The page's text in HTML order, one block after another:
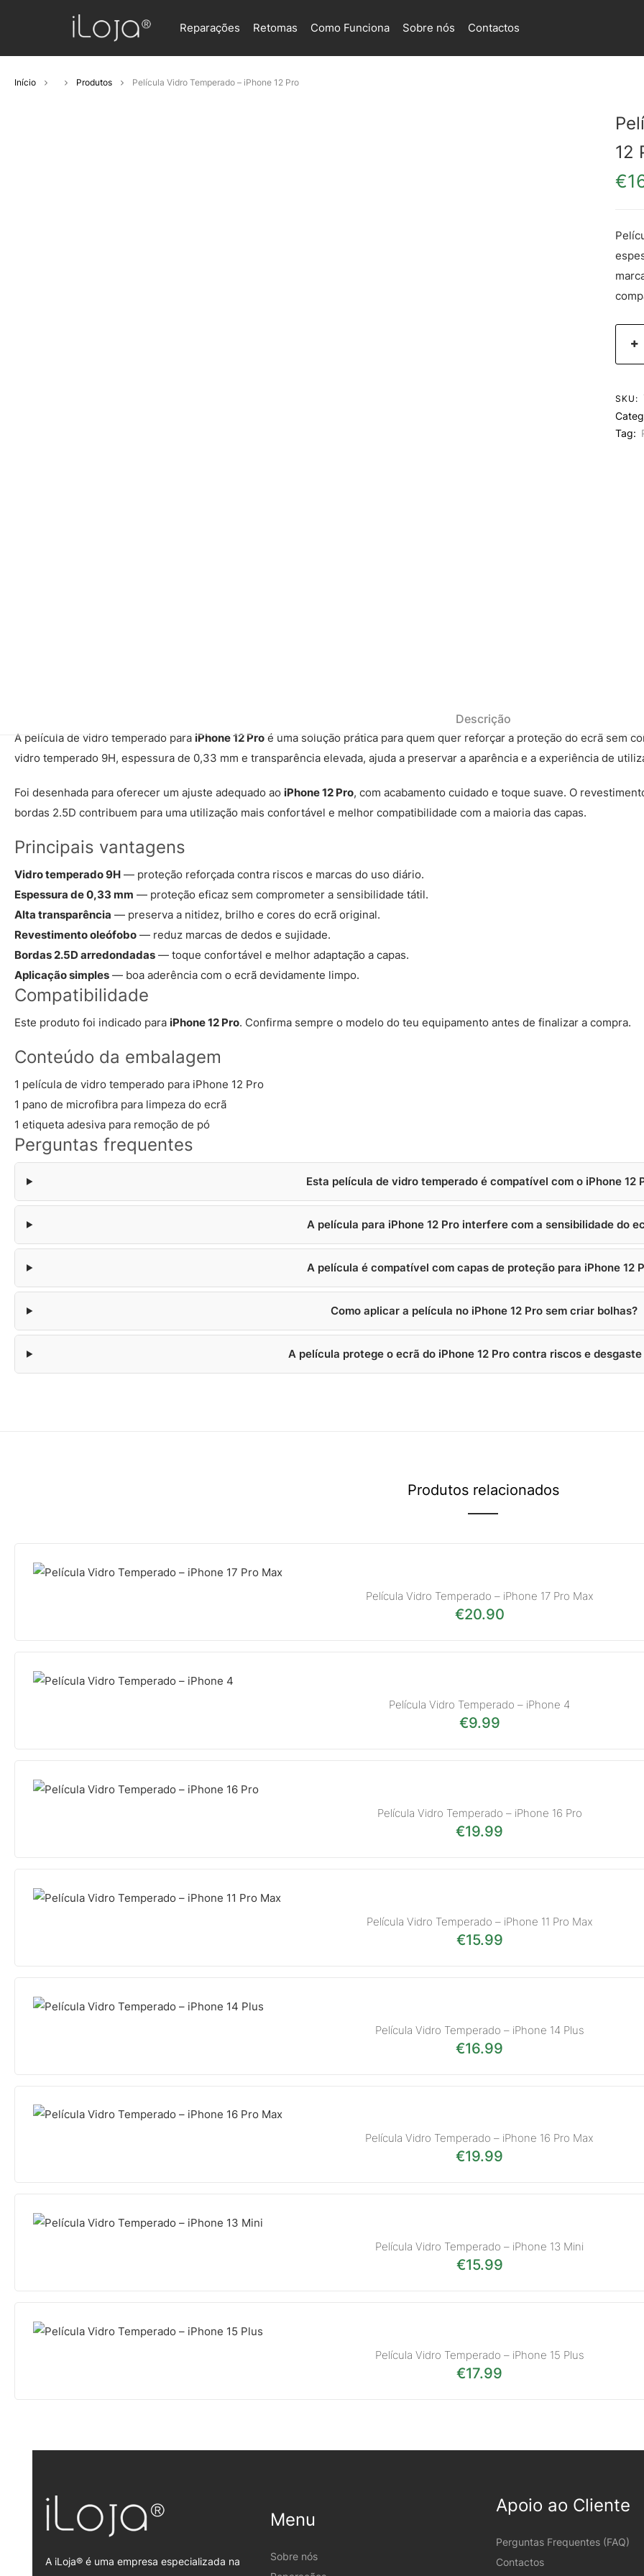
Reparações Retomas Como Funciona Sobre nós Contactos
Início Produtos Película Vidro Temperado – iPhone 12 Pro
12
€
SKU:
Tag:
Descrição
A película de vidro temperado para iPhone 12 Pro é uma solução prática para quem quer reforçar a proteção do ecrã sem
vidro temperado 9H, espessura de 0,33 mm e transparência elevada, ajuda a preservar a aparência e a experiência de
Foi desenhada para oferecer um ajuste adequado ao iPhone 12 Pro, com acabamento cuidado e toque suave. O
bordas 2.5D contribuem para uma utilização mais confortável e melhor compatibilidade com a maioria das capas.
Principais vantagens
Vidro temperado 9H — proteção reforçada contra riscos e marcas do uso diário.
Espessura de 0,33 mm — proteção eficaz sem comprometer a sensibilidade tátil.
Alta transparência — preserva a nitidez, brilho e cores do ecrã original.
Revestimento oleófobo — reduz marcas de dedos e sujidade.
Bordas 2.5D arredondadas — toque confortável e melhor adaptação a capas.
Aplicação simples — boa aderência com o ecrã devidamente limpo.
Compatibilidade
Este produto foi indicado para iPhone 12 Pro. Confirma sempre o modelo do teu equipamento antes de finalizar a compra.
Conteúdo da embalagem
1 película de vidro temperado para iPhone 12 Pro
1 pano de microfibra para limpeza do ecrã
1 etiqueta adesiva para remoção de pó
Perguntas frequentes
Esta película de vidro temperado é compatível com o iPhone 12
A película para iPhone 12 Pro interfere com a sensibilidade do
A película é compatível com capas de proteção para iPhone 12
Como aplicar a película no iPhone 12 Pro sem criar bolhas?
A película protege o ecrã do iPhone 12 Pro contra riscos e
Produtos relacionados
Película Vidro Temperado – iPhone 17 Pro Max
€20.90
Película Vidro Temperado – iPhone 4
€9.99
Película Vidro Temperado – iPhone 16 Pro
€19.99
Película Vidro Temperado – iPhone 11 Pro Max
€15.99
Película Vidro Temperado – iPhone 14 Plus
€16.99
Película Vidro Temperado – iPhone 16 Pro Max
€19.99
Película Vidro Temperado – iPhone 13 Mini
€15.99
Película Vidro Temperado – iPhone 15 Plus
€17.99
A iLoja® é uma empresa especializada na
Menu
Sobre nós
Apoio ao Cliente
Perguntas Frequentes (FAQ)
Contactos